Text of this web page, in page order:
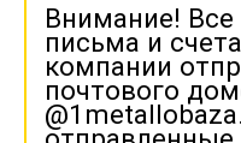
Внимание!
письма и
компании
почтового